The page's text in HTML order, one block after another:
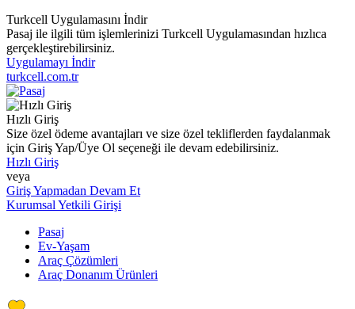
Turkcell Uygulamasını İndir
Pasaj ile ilgili tüm işlemlerinizi Turkcell Uygulamasından hızlıca
gerçekleştirebilirsiniz.
Uygulamayı İndir
turkcell.com.tr
Hızlı Giriş
Size özel ödeme avantajları ve size özel tekliflerden faydalanmak
için Giriş Yap/Üye Ol seçeneği ile devam edebilirsiniz.
Hızlı Giriş
veya
Giriş Yapmadan Devam Et
Kurumsal Yetkili Girişi
Pasaj
Ev-Yaşam
Araç Çözümleri
Araç Donanım Ürünleri